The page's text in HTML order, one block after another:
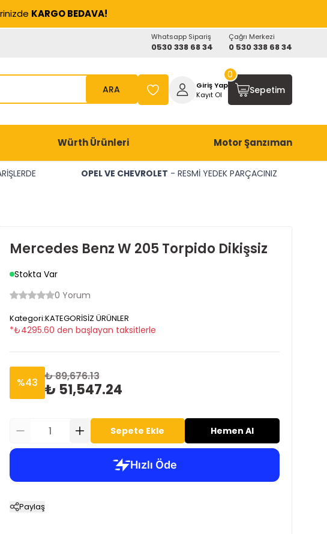
KARGO BEDAVA!
Whatsapp Sipariş
0530 338 68 34
Çağrı Merkezi
0 530 338 68 34
ARA
Giriş Yap
Kayıt Ol
Sepetim
0
Würth Ürünleri Motor Şanzıman
OPEL VE CHEVROLET - RESMİ YEDEK PARÇACINIZ
Mercedes Benz W 205 Torpido Dikişsiz
Stokta Var
0 Yorum
Kategori:KATEGORİSİZ ÜRÜNLER
*₺4295.60 den başlayan taksitlerle
%43 ₺ 89,676.13
₺ 51,547.24
Sepete Ekle Hemen Al
Paylaş